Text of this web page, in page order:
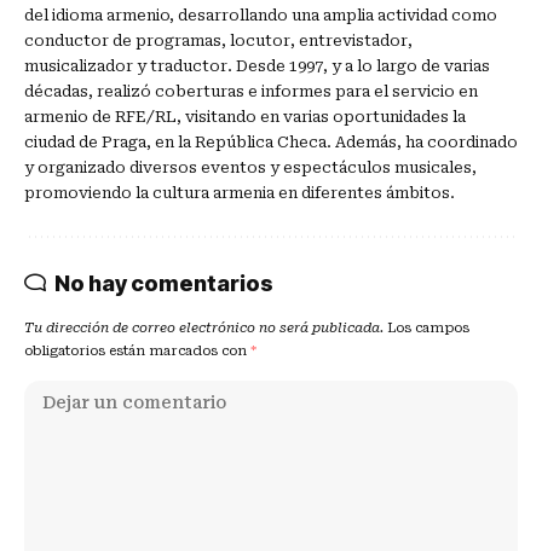
del idioma armenio, desarrollando una amplia actividad como
conductor de programas, locutor, entrevistador,
musicalizador y traductor. Desde 1997, y a lo largo de varias
décadas, realizó coberturas e informes para el servicio en
armenio de RFE/RL, visitando en varias oportunidades la
ciudad de Praga, en la República Checa. Además, ha coordinado
y organizado diversos eventos y espectáculos musicales,
promoviendo la cultura armenia en diferentes ámbitos.
No hay comentarios
Tu dirección de correo electrónico no será publicada. Los campos
obligatorios están marcados con *